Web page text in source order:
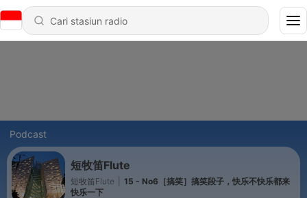
Podcast
短牧笛Flute
短牧笛Flute
15 - No6［搞笑］搞笑段子，快乐不快乐都来
快乐一下